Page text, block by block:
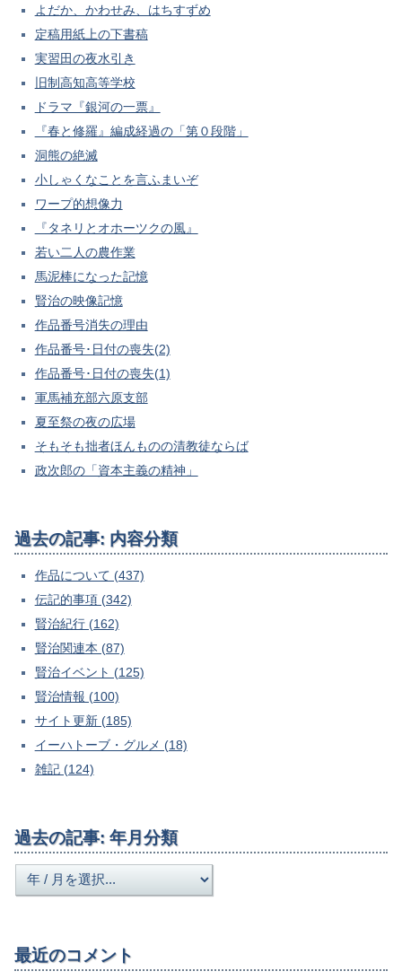
よだか、かわせみ、はちすずめ
定稿用紙上の下書稿
実習田の夜水引き
旧制高知高等学校
ドラマ『銀河の一票』
『春と修羅』編成経過の「第０段階」
洞熊の絶滅
小しゃくなことを言ふまいぞ
ワープ的想像力
『タネリとオホーツクの風』
若い二人の農作業
馬泥棒になった記憶
賢治の映像記憶
作品番号消失の理由
作品番号･日付の喪失(2)
作品番号･日付の喪失(1)
軍馬補充部六原支部
夏至祭の夜の広場
そもそも拙者ほんものの清教徒ならば
政次郎の「資本主義の精神」
過去の記事: 内容分類
作品について (437)
伝記的事項 (342)
賢治紀行 (162)
賢治関連本 (87)
賢治イベント (125)
賢治情報 (100)
サイト更新 (185)
イーハトーブ・グルメ (18)
雑記 (124)
過去の記事: 年月分類
最近のコメント